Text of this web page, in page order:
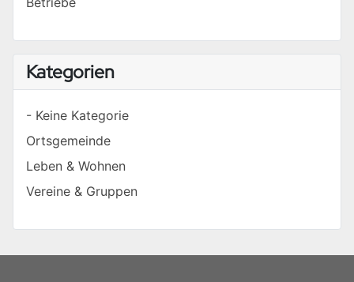
Kategorien
- Keine Kategorie
Ortsgemeinde
Leben & Wohnen
Vereine & Gruppen